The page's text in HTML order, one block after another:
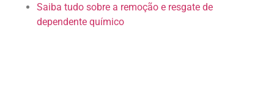
Saiba tudo sobre a remoção e resgate de
dependente químico